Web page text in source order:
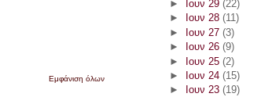
Εμφάνιση όλων
►
Ιουν 29 (22)
►
Ιουν 28 (11)
►
Ιουν 27 (3)
►
Ιουν 26 (9)
► Ιουν 25 (2)
►
Ιουν 24 (15)
►
Ιουν 23 (19)